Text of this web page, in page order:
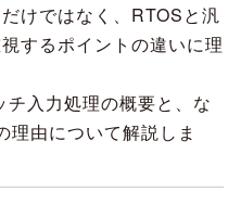
けではなく、RTOSと汎
するポイントの違いに理
入力処理の概要と、な
理由について解説しま